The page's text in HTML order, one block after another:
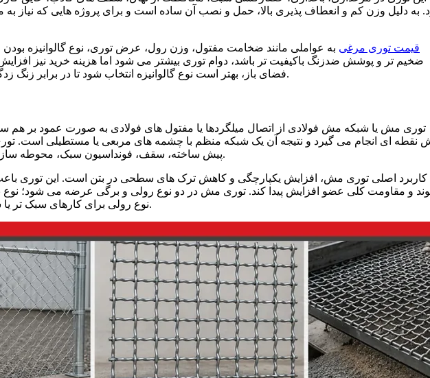
به دلیل وزن کم و انعطاف پذیری بالا، حمل و نصب آن ساده است و برای پروژه هایی که نیاز به
قیمت توری مرغی به عواملی مانند ضخامت مفتول، وزن رول، عرض توری، نوع گالوانیزه
ضخیم تر و پوشش ضدزنگ باکیفیت تر باشد، دوام توری بیشتر می شود اما هزینه خرید نیز
فضای باز، بهتر است نوع گالوانیزه انتخاب شود تا در برابر زنگ زدگی و پوسیدگی عملکرد بهتری داشته باشد.
توری مش یا شبکه مش فولادی از اتصال میلگردها یا مفتول های فولادی به صورت عمود بر هم
نقطه ای انجام می گیرد و نتیجه آن یک شبکه منظم با چشمه های مربعی یا مستطیلی است.
پیش ساخته، سقف، فونداسیون سبک، محوطه سازی و پروژه های عمرانی استفاده می شود.
کاربرد اصلی توری مش، افزایش یکپارچگی و کاهش ترک های سطحی در بتن است. این توری
و مقاومت کلی عضو افزایش پیدا کند. توری مش در دو نوع رولی و برگی عرضه می شود؛ نوع
نوع رولی برای کارهای سبک تر یا سطوح وسیع با ضخامت کمتر کاربرد دارد.